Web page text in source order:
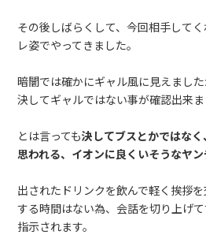
その後しばらくして、今回相手して
レ姿でやってきました。
暗闇では確かにギャル風に見えました
決してギャルではない事が確認出来ま
とは言っても決してブスとかではな
思われる、イオンに良くいそうなヤ
出されたドリンクを飲んで軽く挨拶
する時間はない為、会話を切り上げ
指示されます。